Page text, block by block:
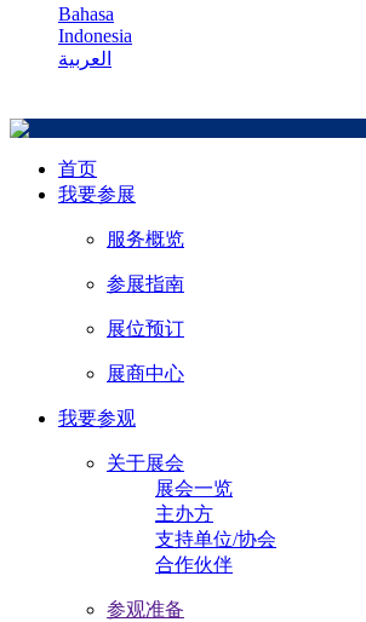
Bahasa
Indonesia
العربية
首页
我要参展
服务概览
参展指南
展位预订
展商中心
我要参观
关于展会
展会一览
主办方
支持单位/协会
合作伙伴
参观准备